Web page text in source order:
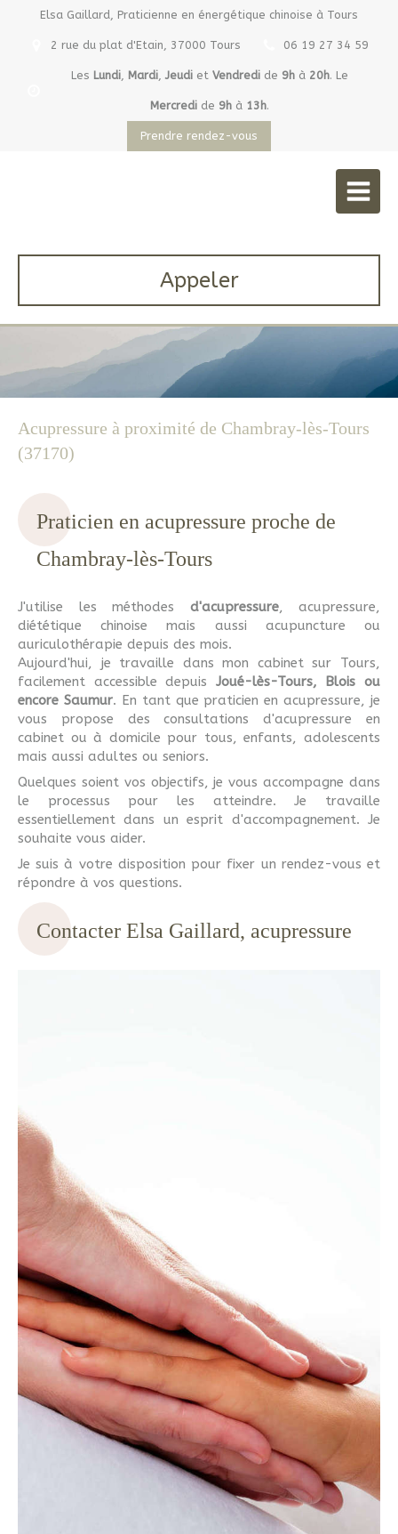
Elsa Gaillard, Praticienne en énergétique chinoise à Tours
2 rue du plat d'Etain, 37000 Tours 06 19 27 34 59
Les Lundi, Mardi, Jeudi et Vendredi de 9h à 20h. Le
Mercredi de 9h à 13h.
Prendre rendez-vous
Appeler
Acupressure à proximité de Chambray-lès-Tours
(37170)
Praticien en acupressure proche de
Chambray-lès-Tours
J'utilise les méthodes d'acupressure, acupressure,
diététique chinoise mais aussi acupuncture ou
auriculothérapie depuis des mois.
Aujourd'hui, je travaille dans mon cabinet sur Tours,
facilement accessible depuis Joué-lès-Tours, Blois ou
encore Saumur. En tant que praticien en acupressure, je
vous propose des consultations d'acupressure en
cabinet ou à domicile pour tous, enfants, adolescents
mais aussi adultes ou seniors.
Quelques soient vos objectifs, je vous accompagne dans
le processus pour les atteindre. Je travaille
essentiellement dans un esprit d'accompagnement. Je
souhaite vous aider.
Je suis à votre disposition pour fixer un rendez-vous et
répondre à vos questions.
Contacter Elsa Gaillard, acupressure